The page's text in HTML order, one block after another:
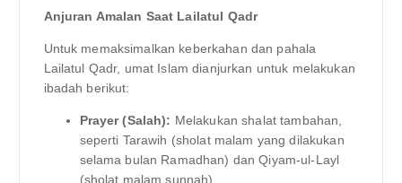
Anjuran Amalan Saat Lailatul Qadr
Untuk memaksimalkan keberkahan dan pahala
Lailatul Qadr, umat Islam dianjurkan untuk melakukan
ibadah berikut:
Prayer (Salah): Melakukan shalat tambahan,
seperti Tarawih (sholat malam yang dilakukan
selama bulan Ramadhan) dan Qiyam-ul-Layl
(sholat malam sunnah).